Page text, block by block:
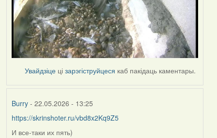
Увайдзіце цізарэгіструйцеся каб пакідаць каментары.
Burry- 22.05.2026 - 13:25
https://skrinshoter.ru/vbd8x2Kq9Z5
И все-таки их пять)